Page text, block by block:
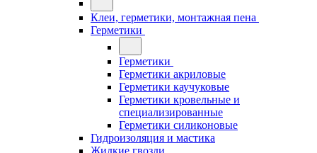
Клеи, герметики, монтажная пена
Герметики
Герметики
Герметики акриловые
Герметики каучуковые
Герметики кровельные и
специализированные
Герметики силиконовые
Гидроизоляция и мастика
Жидкие гвозди